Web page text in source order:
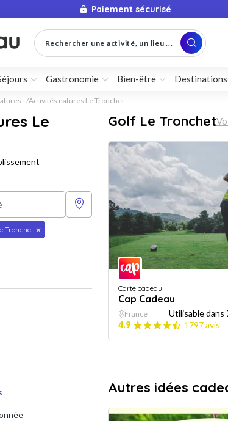
Paiement sécurisé
Rechercher une activité, un lieu ...
Gastronomie Bien-être Destinations
Activités natures Le Tronchet
Le
Tronchet
Golf Le Tronchet
Carte cadeau
Cap Cadeau
France Utilisable dans
4.9
1797 avis
Autres idées